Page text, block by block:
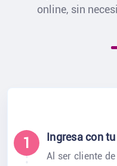
online, sin
1 Ingresa con
Al ser cliente